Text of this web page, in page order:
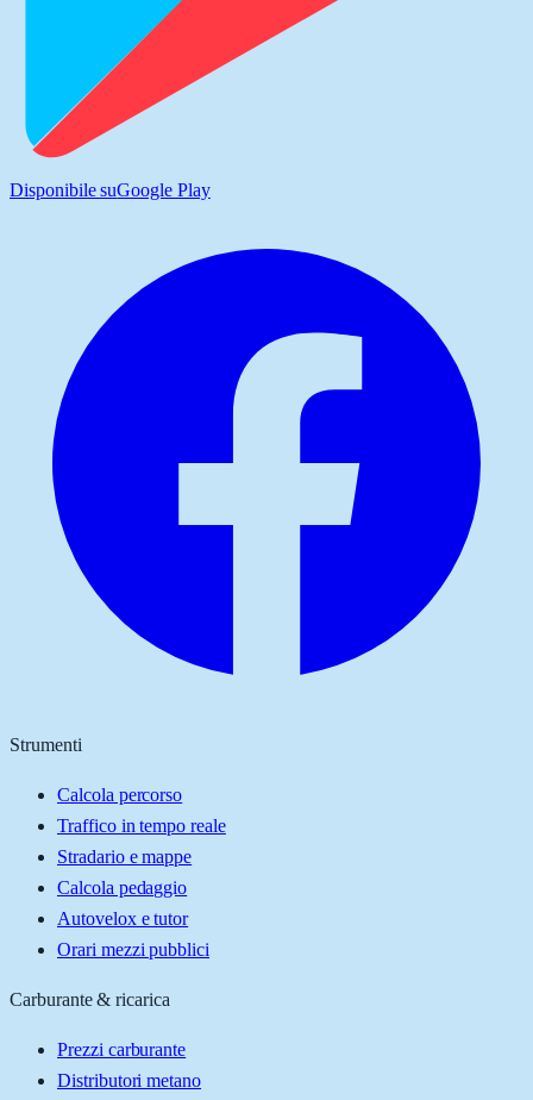
Disponibile suGoogle Play
Strumenti
Calcola percorso
Traffico in tempo reale
Stradario e mappe
Calcola pedaggio
Autovelox e tutor
Orari mezzi pubblici
Carburante & ricarica
Prezzi carburante
Distributori metano